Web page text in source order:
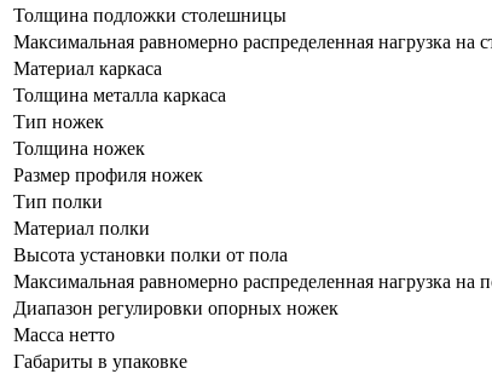
Толщина подложки столешницы
Максимальная равномерно распределенная нагрузка на
Материал каркаса
Толщина металла каркаса
Тип ножек
Толщина ножек
Размер профиля ножек
Тип полки
Материал полки
Высота установки полки от пола
Максимальная равномерно распределенная нагрузка на
Диапазон регулировки опорных ножек
Масса нетто
Габариты в упаковке